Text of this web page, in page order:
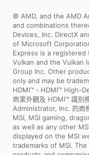
© AMD, and the AMD
and combinations
Devices, Inc. DirectX
of Microsoft
Express is a registered
Vulkan and the Vulkan
Group Inc. Other
only and may be
HDMI™、HDMI™ High-
商業外觀及 HDMI™ 識別
Administrator, Inc. 的商
MSI, MSI gaming,
as well as any other
displayed on the MSI
trademarks of MSI.